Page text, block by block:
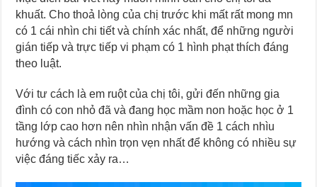
khuất. Cho thoả lòng của chị trước khi mất rất mong mn
có 1 cái nhìn chi tiết và chính xác nhất, để những người
gián tiếp và trực tiếp vi phạm có 1 hình phạt thích đáng
theo luật.
Với tư cách là em ruột của chị tôi, gửi đến những gia
đình có con nhỏ đã và đang học mầm non hoặc học ở 1
tầng lớp cao hơn nên nhìn nhận vấn đề 1 cách nhìu
hướng và cách nhìn trọn vẹn nhất để không có nhiều sự
việc đáng tiếc xảy ra…